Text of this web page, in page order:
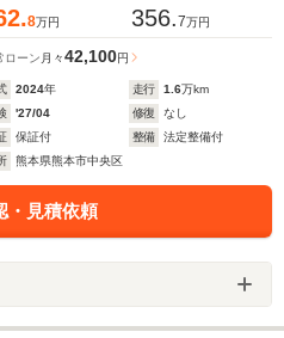
8万円 356.7万円
ローン 月々42,100円
2024年 走行 1.6万km
'27/04 修復
なし
保証付 整備
法定整備付
熊本県熊本市中央区
・見積依頼